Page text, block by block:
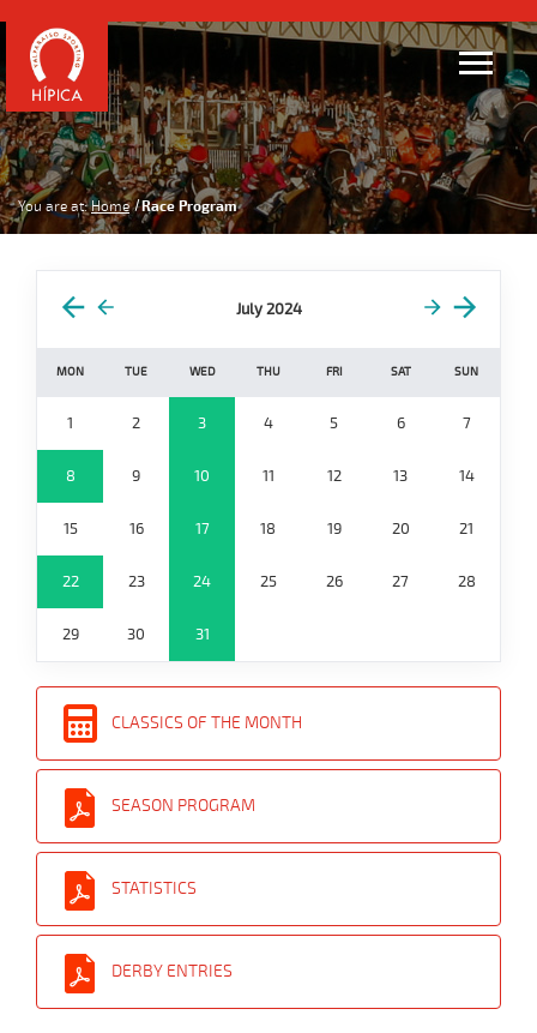
You are at: Home Race Program
July 2024
MON TUE WED THU FRI SAT SUN
1 2 3 4 5 6 7
8 9 10 11 12 13 14
15 16 17 18 19 20 21
22 23 24 25 26 27 28
29 30 31
CLASSICS OF THE MONTH
SEASON PROGRAM
STATISTICS
DERBY ENTRIES